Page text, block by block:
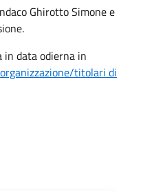
Ghirotto Simone e
in data odierna in
titolari di